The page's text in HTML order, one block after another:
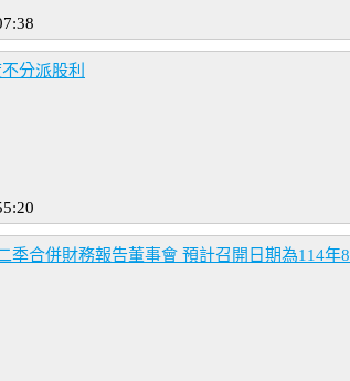
分派股利
季合併財務報告董事會 預計召開日期為114年